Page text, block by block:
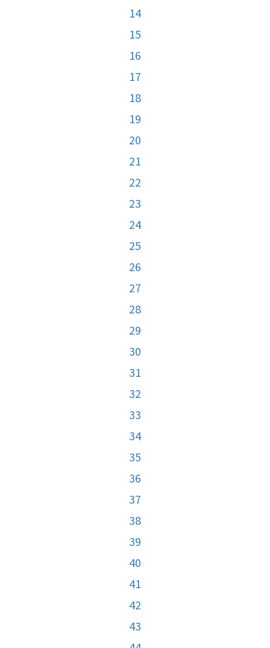
14
15
16
17
18
19
20
21
22
23
24
25
26
27
28
29
30
31
32
33
34
35
36
37
38
39
40
41
42
43